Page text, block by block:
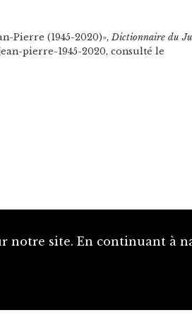
Pierre (1945-2020)»,Dictionnaire du
pierre-1945-2020, consulté le
site. En continuant à